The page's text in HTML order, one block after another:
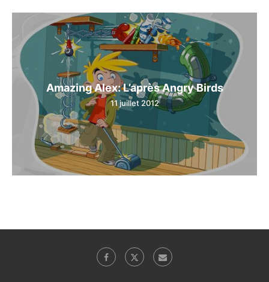
Amazing Alex: L’après Angry Birds
11 juillet 2012